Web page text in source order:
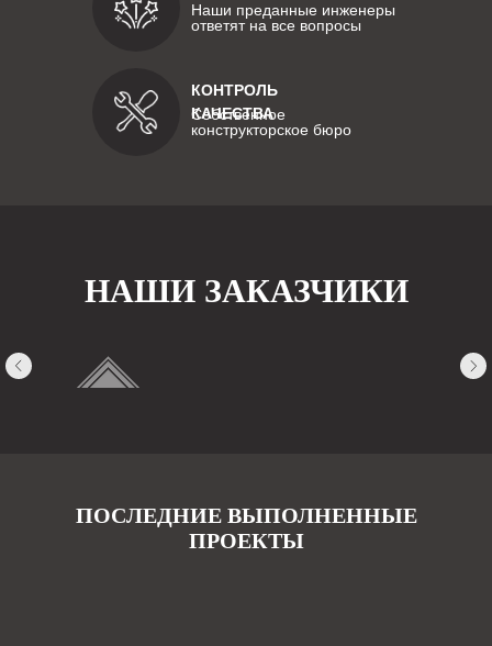
КОНТРОЛЬ
КАЧЕСТВА
Собственное
конструкторское бюро
Наши преданные инженеры
ответят на все вопросы
НАШИ ЗАКАЗЧИКИ
ПОСЛЕДНИЕ ВЫПОЛНЕННЫЕ
ПРОЕКТЫ